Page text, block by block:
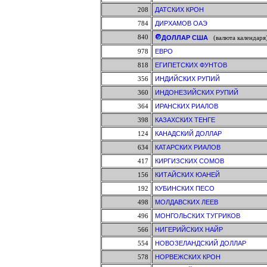
208
ДАТСКИХ КРОН
784
ДИРХАМОВ ОАЭ
840
ДОЛЛАР США (валюта
978
ЕВРО
818
ЕГИПЕТСКИХ ФУНТОВ
356
ИНДИЙСКИХ РУПИЙ
360
ИНДОНЕЗИЙСКИХ РУПИЙ
364
ИРАНСКИХ РИАЛОВ
398
КАЗАХСКИХ ТЕНГЕ
124
КАНАДСКИЙ ДОЛЛАР
634
КАТАРСКИХ РИАЛОВ
417
КИРГИЗСКИХ СОМОВ
156
КИТАЙСКИХ ЮАНЕЙ
192
КУБИНСКИХ ПЕСО
498
МОЛДАВСКИХ ЛЕЕВ
496
МОНГОЛЬСКИХ ТУГРИКОВ
566
НИГЕРИЙСКИХ НАЙР
554
НОВОЗЕЛАНДСКИЙ ДОЛЛАР
578
НОРВЕЖСКИХ КРОН